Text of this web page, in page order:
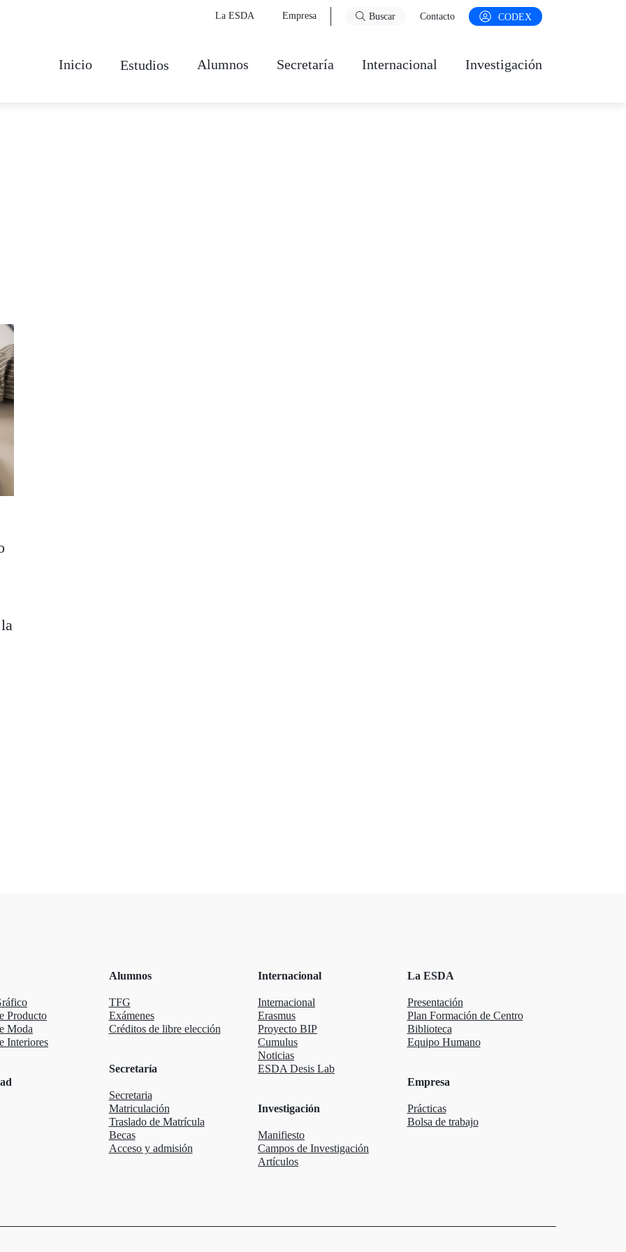
La ESDA Empresa Buscar Contacto CODEX
Inicio Estudios Alumnos Secretaría Internacional Investigación
Producto
Moda
Interiores
Alumnos
TFG
Exámenes
Créditos de libre elección
Secretaría
Secretaria
Matriculación
Traslado de Matrícula
Becas
Acceso y admisión
Internacional
Internacional
Erasmus
Proyecto BIP
Cumulus
Noticias
ESDA Desis Lab
Investigación
Manifiesto
Campos de Investigación
Artículos
La ESDA
Presentación
Plan Formación de Centro
Biblioteca
Equipo Humano
Empresa
Prácticas
Bolsa de trabajo